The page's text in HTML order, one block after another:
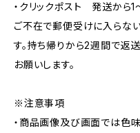
・クリックポスト 発送から
ご不在で郵便受けに入らな
す。持ち帰りから2週間で返
お願いします。
※注意事項
・商品画像及び画面では色